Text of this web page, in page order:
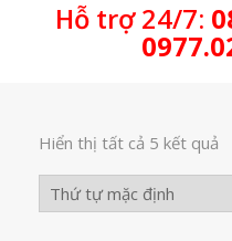
Hỗ trợ 24/7:
Hiển thị tất cả 5 kết quả